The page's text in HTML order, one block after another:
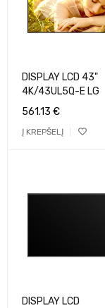
DISPLAY LCD 43"
4K/43UL5Q-E LG
561.13 €
Į KREPŠELĮ
DISPLAY LCD